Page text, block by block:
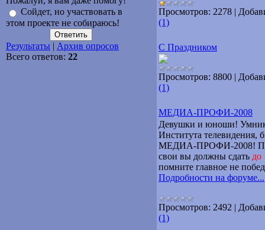
Сойдет, но участвовать в
этом проекте не собираюсь!
Результаты | Архив опросов
Всего ответов: 22
Просмотров: 2278 |
(1)
С Праздником
Просмотров: 8800 |
(1)
МЕДИА-ПРОФИ-2008
Девушки и юноши!
Института телевидения,
МЕДИА-ПРОФИ-2008!
свои вы должны сдать до
помните главное не
Подробности на форуме...
Просмотров: 2492 |
(1)